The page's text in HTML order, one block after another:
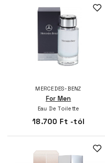
MERCEDES-BENZ
For Men
Eau De Toilette
18.700 Ft -tól